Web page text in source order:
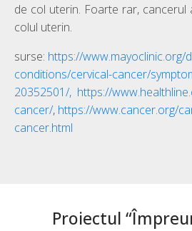
de col uterin. Foarte rar, cancerul
colul uterin.
surse: https://www.mayoclinic.org/
conditions/cervical-cancer/
20352501/, https://
cancer/, https://www.cancer.org/
cancer.html
Proiectul